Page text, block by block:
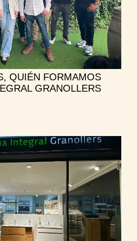
QUIÉN FORMAMOS
GRANOLLERS